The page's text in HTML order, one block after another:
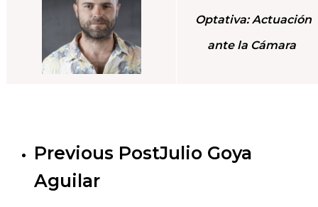
Optativa: Actuación
ante la Cámara
Previous PostJulio Goya
Aguilar